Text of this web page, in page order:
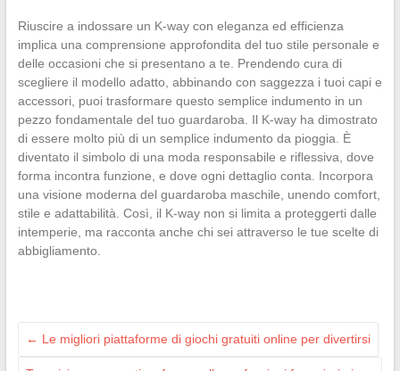
Riuscire a indossare un K-way con eleganza ed efficienza
implica una comprensione approfondita del tuo stile personale e
delle occasioni che si presentano a te. Prendendo cura di
scegliere il modello adatto, abbinando con saggezza i tuoi capi e
accessori, puoi trasformare questo semplice indumento in un
pezzo fondamentale del tuo guardaroba. Il K-way ha dimostrato
di essere molto più di un semplice indumento da pioggia. È
diventato il simbolo di una moda responsabile e riflessiva, dove
forma incontra funzione, e dove ogni dettaglio conta. Incorpora
una visione moderna del guardaroba maschile, unendo comfort,
stile e adattabilità. Così, il K-way non si limita a proteggerti dalle
intemperie, ma racconta anche chi sei attraverso le tue scelte di
abbigliamento.
← Le migliori piattaforme di giochi gratuiti online per divertirsi